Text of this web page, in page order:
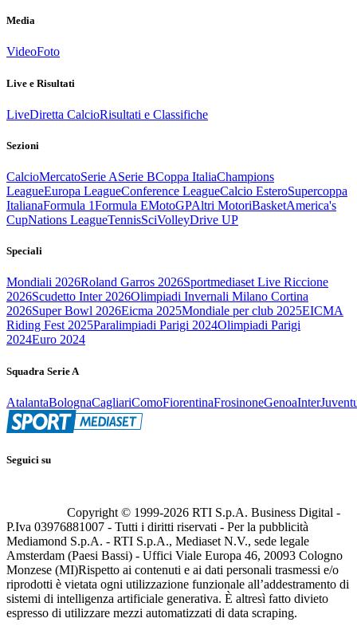
Media
VideoFoto
Live e Risultati
LiveDiretta CalcioRisultati e Classifiche
Sezioni
CalcioMercatoSerie ASerie BCoppa ItaliaChampions
LeagueEuropa LeagueConference LeagueCalcio EsteroSupercoppa
ItalianaFormula 1Formula EMotoGPAltri MotoriBasketAmerica's
CupNations LeagueTennisSciVolleyDrive UP
Speciali
Mondiali 2026Roland Garros 2026Sportmediaset Live Riccione
2026Scudetto Inter 2026Olimpiadi Invernali Milano Cortina
2026Super Bowl 2026Eicma 2025Mondiale per club 2025EICMA
Riding Fest 2025Paralimpiadi Parigi 2024Olimpiadi Parigi
2024Euro 2024
Squadra Serie A
AtalantaBolognaCagliariComoFiorentinaFrosinoneGenoaInter
Seguici su
Copyright © 1999-2026 RTI S.p.A. Business Digital -
P.Iva 03976881007 - Tutti i diritti riservati - Per la pubblicità
Mediamond S.p.A. - RTI S.p.A., Mediaset N.V., sede legale
Amsterdam (Paesi Bassi) - Uffici Viale Europa 46, 20093 Cologno
Monzese (MI)Rispetto ai contenuti e ai dati personali trasmessi e/o
riprodotti è vietata ogni utilizzazione funzionale all’addestramento di
sistemi di intelligenza artificiale generativa. È altresì fatto divieto
espresso di utilizzare mezzi automatizzati di data scraping.